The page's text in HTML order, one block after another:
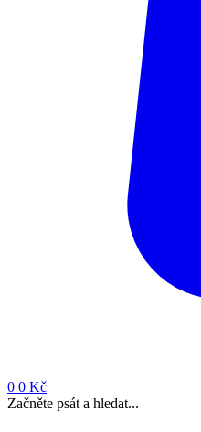
0 0 Kč
Začněte psát a hledat...